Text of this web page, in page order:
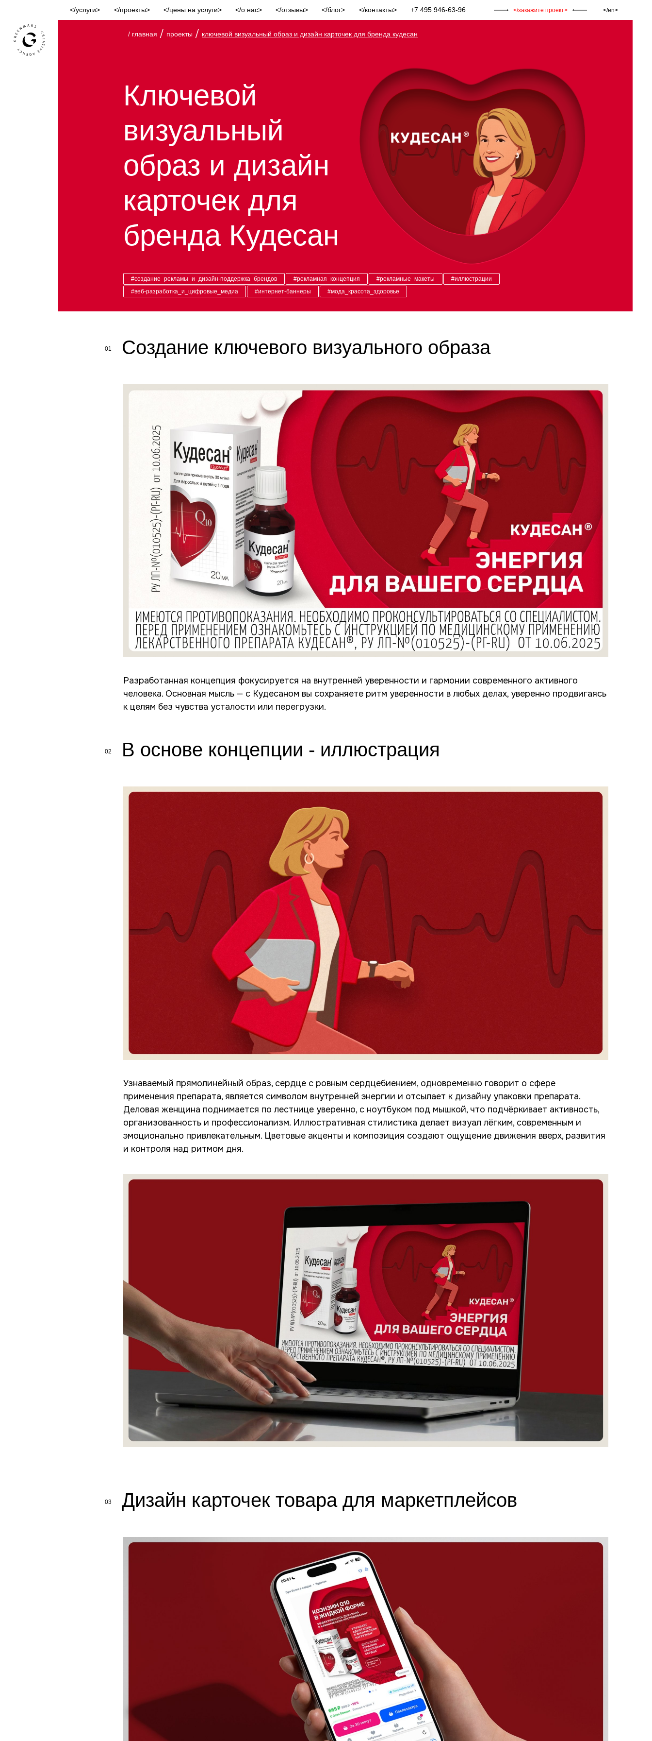
услуги проекты цены на услуги о нас отзывы блог контакты +7 495 946-63-96 закажите проект en
/ главная / проекты / ключевой визуальный образ и дизайн карточек для бренда кудесан
Ключевой
визуальный
образ и дизайн
карточек для
бренда Кудесан
#создание_рекламы_и_дизайн-поддержка_брендов #рекламная_концепция #рекламные_макеты
#иллюстрации
#веб-разработка_и_цифровые_медиа
#интернет-баннеры #мода_красота_здоровье
01 Создание ключевого визуального образа
Разработанная концепция фокусируется на внутренней уверенности и гармонии современного активного
человека. Основная мысль — с Кудесаном вы сохраняете ритм уверенности в любых делах, уверенно продвигаясь
к целям без чувства усталости или перегрузки.
02 В основе концепции - иллюстрация
Узнаваемый прямолинейный образ, сердце с ровным сердцебиением, одновременно говорит о сфере
применения препарата, является символом внутренней энергии и отсылает к дизайну упаковки препарата.
Деловая женщина поднимается по лестнице уверенно, с ноутбуком под мышкой, что подчёркивает активность,
организованность и профессионализм. Иллюстративная стилистика делает визуал лёгким, современным и
эмоционально привлекательным. Цветовые акценты и композиция создают ощущение движения вверх, развития
и контроля над ритмом дня.
03 Дизайн карточек товара для маркетплейсов